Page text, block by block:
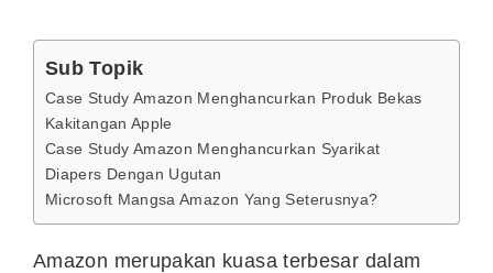
Sub Topik
Case Study Amazon Menghancurkan Produk Bekas
Kakitangan Apple
Case Study Amazon Menghancurkan Syarikat
Diapers Dengan Ugutan
Microsoft Mangsa Amazon Yang Seterusnya?
Amazon merupakan kuasa terbesar dalam